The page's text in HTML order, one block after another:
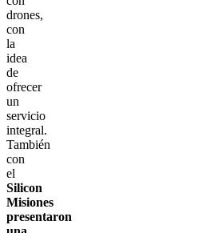
drones,
con
la
idea
de
ofrecer
un
servicio
integral.
También
con
el
Silicon
Misiones
presentaron